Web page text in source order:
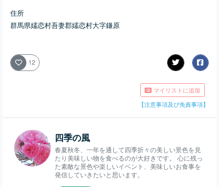
住所
群馬県嬬恋村吾妻郡嬬恋村大字鎌原
12
マイリストに追加
【注意事項及び免責事項】
四季の風
春夏秋冬、一年を通して四季折々の美しい景色を見
たり美味しい物を食べるのが大好きです。 心に残っ
た素敵な景色や楽しいイベント、美味しいお食事を
発信していきたいと思います。